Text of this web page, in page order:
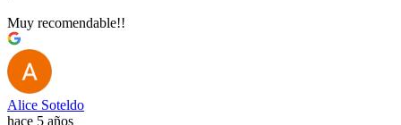
Muy recomendable!!
Alice Soteldo
hace 5 años